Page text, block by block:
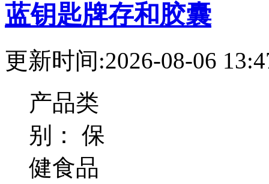
蓝钥匙牌存和胶囊
更新时间:2026-08-06
产品类
别： 保
健食品